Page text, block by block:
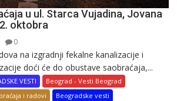
u ul. Starca Vujadina, Jovana
oktobra
0
na izgradnji fekalne kanalizacije i
doći će do obustave saobraćaja,...
VESTI
Beograd - Vesti Beograd
i radovi
Beogradske vesti